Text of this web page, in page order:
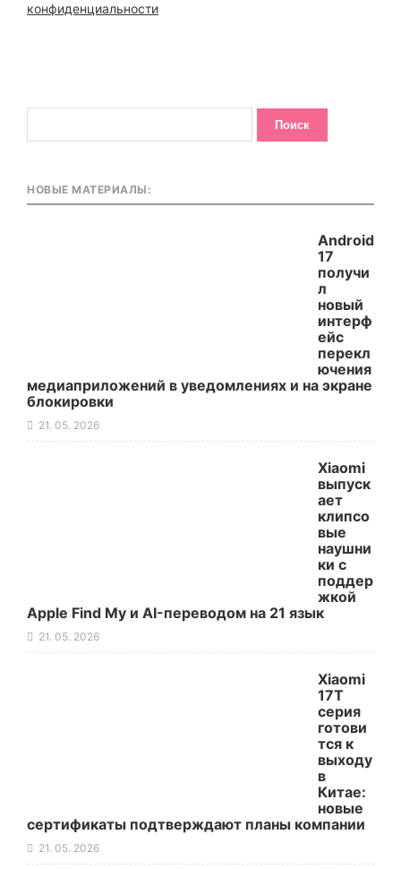
конфиденциальности
НОВЫЕ МАТЕРИАЛЫ:
Android
17
получи
л
новый
интерф
ейс
перекл
ючения
медиаприложений в уведомлениях и на экране
блокировки
21. 05. 2026
Xiaomi
выпуск
ает
клипсо
вые
наушни
ки с
поддер
жкой
Apple Find My и AI-переводом на 21 язык
21. 05. 2026
Xiaomi
17T
серия
готови
тся к
выходу
в
Китае:
новые
сертификаты подтверждают планы компании
21. 05. 2026